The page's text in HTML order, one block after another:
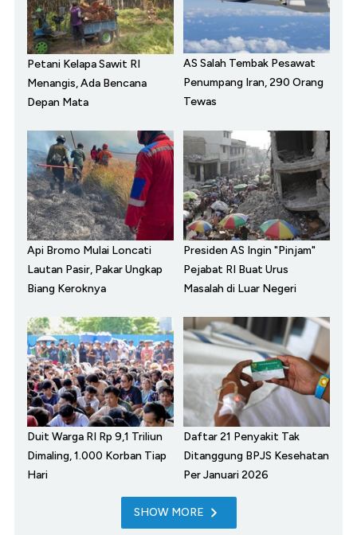
Petani Kelapa Sawit RI
Menangis, Ada Bencana
Depan Mata
AS Salah Tembak Pesawat
Penumpang Iran, 290 Orang
Tewas
Api Bromo Mulai Loncati
Lautan Pasir, Pakar Ungkap
Biang Keroknya
Presiden AS Ingin "Pinjam"
Pejabat RI Buat Urus
Masalah di Luar Negeri
Duit Warga RI Rp 9,1 Triliun
Dimaling, 1.000 Korban Tiap
Hari
Daftar 21 Penyakit Tak
Ditanggung BPJS Kesehatan
Per Januari 2026
SHOW MORE